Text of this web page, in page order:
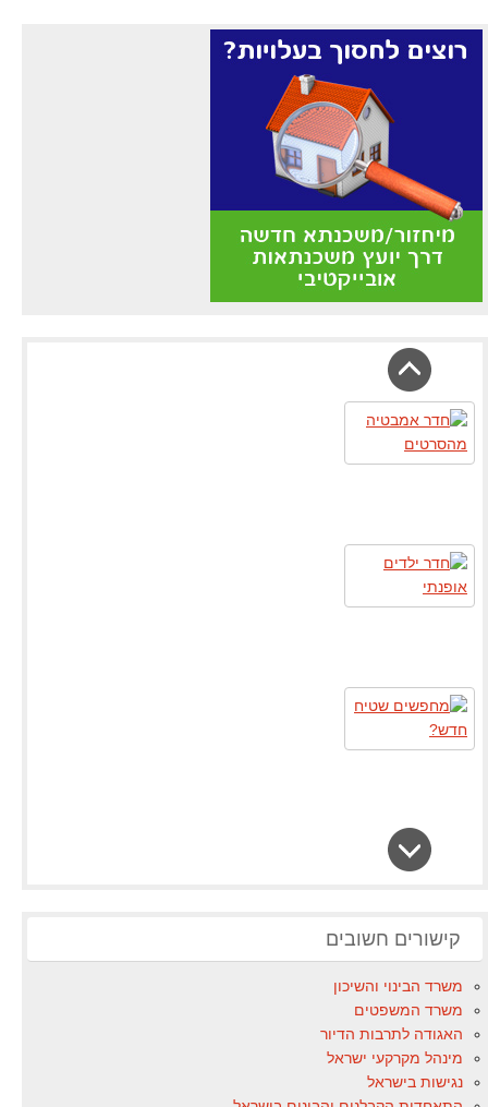
קישורים חשובים
משרד הבינוי והשיכון
משרד המשפטים
האגודה לתרבות הדיור
מינהל מקרקעי ישראל
נגישות בישראל